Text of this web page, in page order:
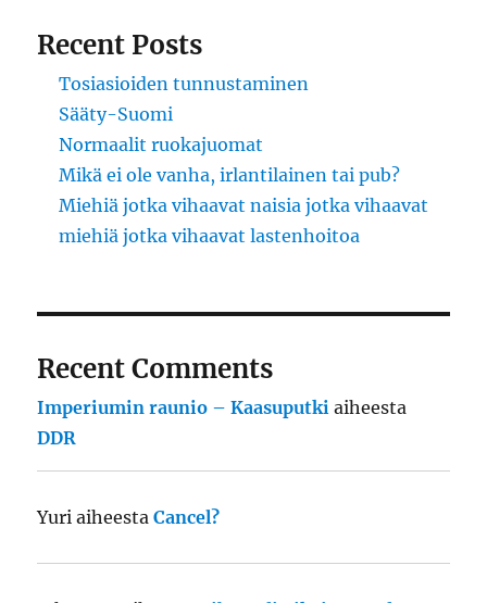
Recent Posts
Tosiasioiden tunnustaminen
Sääty-Suomi
Normaalit ruokajuomat
Mikä ei ole vanha, irlantilainen tai pub?
Miehiä jotka vihaavat naisia jotka vihaavat
miehiä jotka vihaavat lastenhoitoa
Recent Comments
Imperiumin raunio – Kaasuputki aiheesta
DDR
Yuri aiheestaCancel?